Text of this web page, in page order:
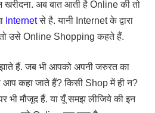
खरीदना. अब बात आती है Online की तो
Internetसे है. यानी Internet के द्वारा
तो उसे Online Shopping कहते हैं.
हैं. जब भी आपको अपनी जरुरत का
आप कहा जाते हैं? किसी Shop में ही न?
भी मौजूद हैं. या यूँ समझ लीजिये की इन